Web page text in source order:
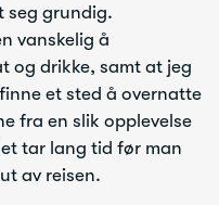
seg grundig.
vanskelig å
og drikke, samt at jeg
et sted å overnatte
fra en slik opplevelse
tar lang tid før man
av reisen.